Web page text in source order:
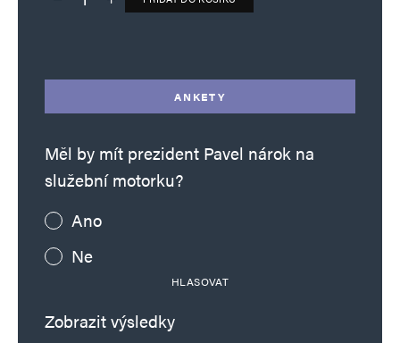
Deník TO – verze bez reklam množství
ANKETY
Měl by mít prezident Pavel nárok na
služební motorku?
Ano
Ne
HLASOVAT
Zobrazit výsledky